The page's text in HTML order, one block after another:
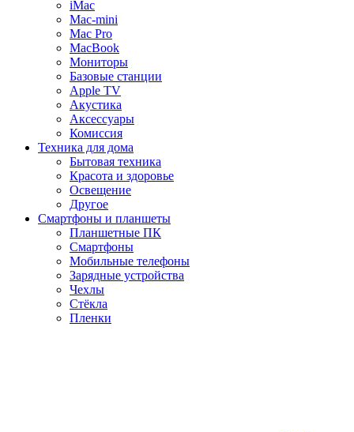
iMac
Mac-mini
Mac Pro
MacBook
Мониторы
Базовые станции
Apple TV
Акустика
Аксессуары
Комиссия
Техника для дома
Бытовая техника
Красота и здоровье
Освещение
Другое
Смартфоны и планшеты
Планшетные ПК
Смартфоны
Мобильные телефоны
Зарядные устройства
Чехлы
Стёкла
Пленки